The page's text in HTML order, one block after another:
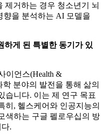
제거하는 경우 청소년기 뇌
향을 분석하는 AI 모델을
하게 된 특별한 동기가 있
이언스(Health &
학 분야의 발전을 통해 삶의
습니다. 이는 제 연구 목표
히, 헬스케어와 인공지능의
색하는 구글 펠로우십의 방
.